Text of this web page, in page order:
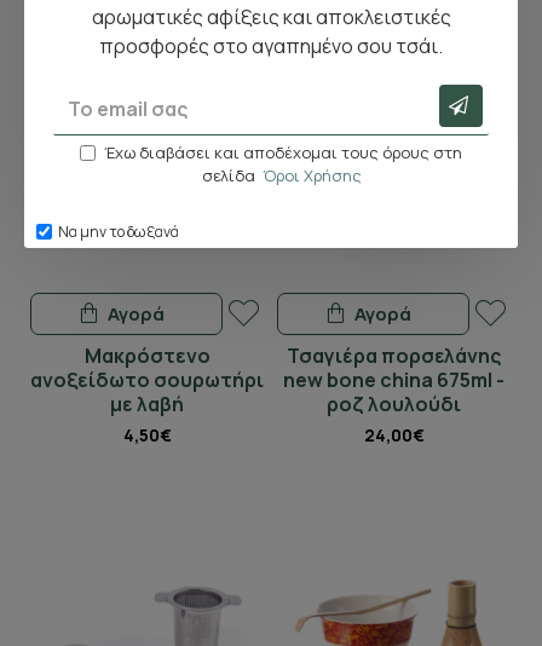
αρωματικές αφίξεις και αποκλειστικές
προσφορές στο αγαπημένο σου τσάι.
Έχω διαβάσει και αποδέχομαι τους όρους στη
σελίδα Όροι Χρήσης
Να μην το δω ξανά
Μακρόστενο
ανοξείδωτο σουρωτήρι
με λαβή
4,50€
Αγορά
Τσαγιέρα πορσελάνης
new bone china 675ml -
ροζ λουλούδι
24,00€
Αγορά